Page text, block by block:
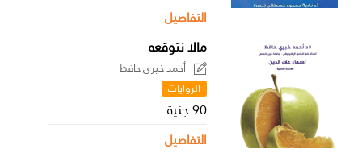
التفاصيل
مالا نتوقعه
أحمد خيري حافظ
الروايات
90 جنية
التفاصيل